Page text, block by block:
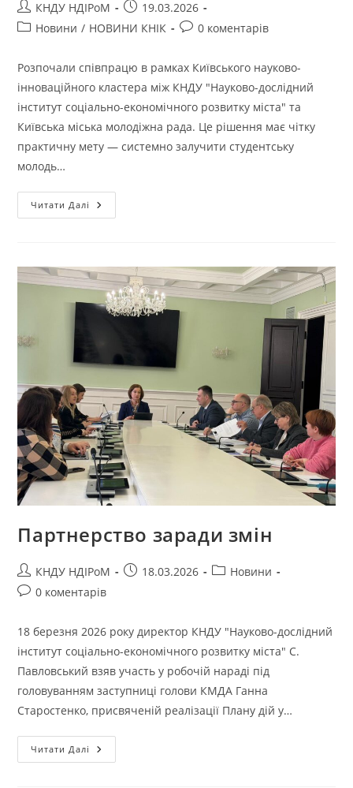
КНДУ НДІРоМ
19.03.2026
Новини / НОВИНИ КНІК 0 коментарів
Розпочали співпрацю в рамках Київського науково-
інноваційного кластера між КНДУ "Науково-дослідний
інститут соціально-економічного розвитку міста" та
Київська міська молодіжна рада. Це рішення має чітку
практичну мету — системно залучити студентську
молодь…
Читати Далі
Партнерство заради змін
КНДУ НДІРоМ 18.03.2026
Новини
0 коментарів
18 березня 2026 року директор КНДУ "Науково-дослідний
інститут соціально-економічного розвитку міста" С.
Павловський взяв участь у робочій нараді під
головуванням заступниці голови КМДА Ганна
Старостенко, присвяченій реалізації Плану дій у…
Читати Далі